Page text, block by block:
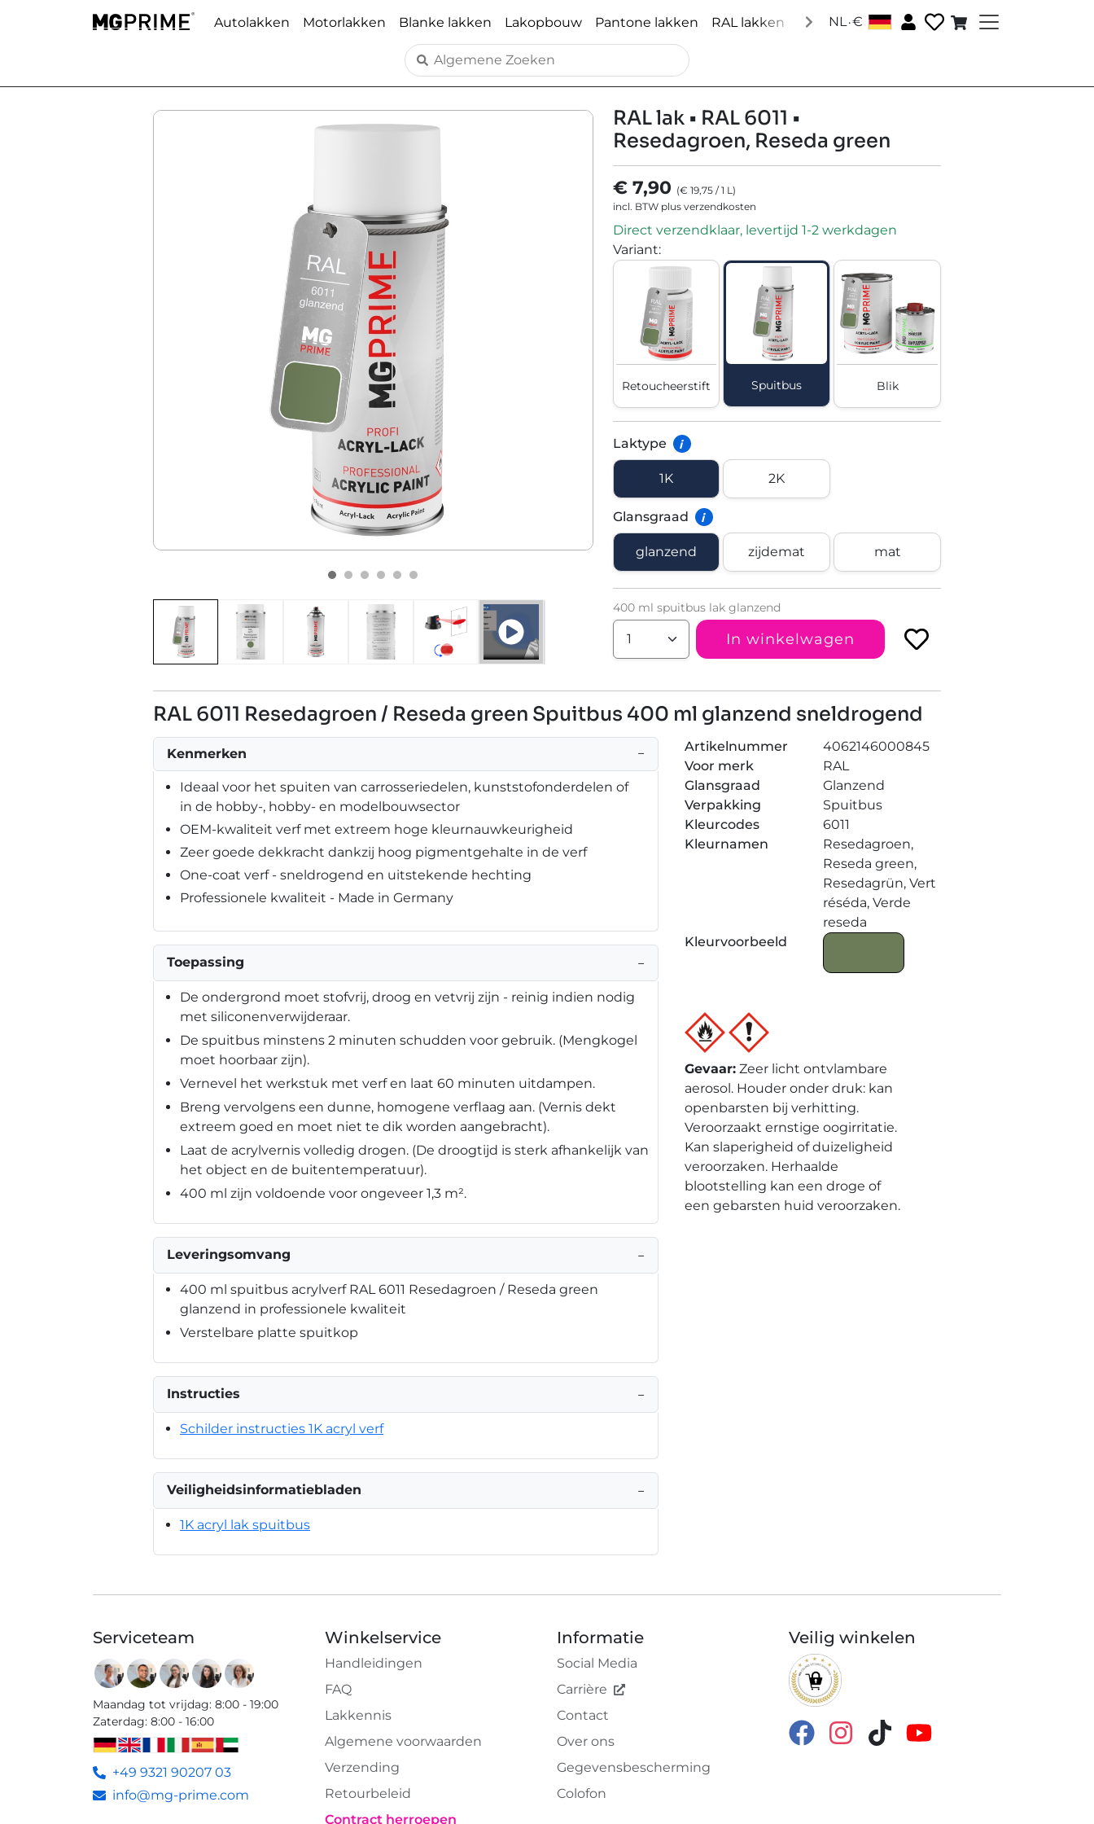
Autolakken Motorlakken Blanke lakken Lakopbouw Pantone lakken RAL lakken Speciale lakken Accessoires │
NL.€
RAL lak • RAL 6011 •
Resedagroen, Reseda green
€ 7,90 (€ 19,75/1 L)
incl. BTW plus verzendkosten
Direct verzendklaar, levertijd 1-2 werkdagen
Variant:
Retoucheerstift Spuitbus Blik
Laktype i
1K 2K
Glansgraad i
glanzend zijdemat mat
400 ml spuitbus lak glanzend
In winkelwagen
RAL 6011 Resedagroen / Reseda green Spuitbus 400 ml glanzend sneldrogend
Kenmerken −
Ideaal voor het spuiten van carrosseriedelen, kunststofonderdelen of
in de hobby-, hobby- en modelbouwsector
OEM-kwaliteit verf met extreem hoge kleurnauwkeurigheid
Zeer goede dekkracht dankzij hoog pigmentgehalte in de verf
One-coat verf - sneldrogend en uitstekende hechting
Professionele kwaliteit - Made in Germany
Toepassing −
De ondergrond moet stofvrij, droog en vetvrij zijn - reinig indien nodig
met siliconenverwijderaar.
De spuitbus minstens 2 minuten schudden voor gebruik. (Mengkogel
moet hoorbaar zijn).
Vernevel het werkstuk met verf en laat 60 minuten uitdampen.
Breng vervolgens een dunne, homogene verflaag aan. (Vernis dekt
extreem goed en moet niet te dik worden aangebracht).
Laat de acrylvernis volledig drogen. (De droogtijd is sterk afhankelijk van
het object en de buitentemperatuur).
400 ml zijn voldoende voor ongeveer 1,3 m².
Leveringsomvang −
400 ml spuitbus acrylverf RAL 6011 Resedagroen / Reseda green
glanzend in professionele kwaliteit
Verstelbare platte spuitkop
Instructies −
Schilder instructies 1K acryl verf
Veiligheidsinformatiebladen −
1K acryl lak spuitbus
Artikelnummer
4062146000845
Voor merk
RAL
Glansgraad
Glanzend
Verpakking
Spuitbus
Kleurcodes
6011
Kleurnamen
Resedagroen,
Reseda green,
Resedagrün, Vert
réséda, Verde
reseda
Kleurvoorbeeld
Gevaar: Zeer licht ontvlambare
aerosol. Houder onder druk: kan
openbarsten bij verhitting.
Veroorzaakt ernstige oogirritatie.
Kan slaperigheid of duizeligheid
veroorzaken. Herhaalde
blootstelling kan een droge of
een gebarsten huid veroorzaken.
Serviceteam
Maandag tot vrijdag: 8:00 - 19:00
Zaterdag: 8:00 - 16:00
+49 9321 90207 03
info@mg-prime.com
Winkelservice
Handleidingen
FAQ
Lakkennis
Algemene voorwaarden
Verzending
Retourbeleid
Contract herroepen
Informatie
Social Media
Carrière
Contact
Over ons
Gegevensbescherming
Colofon
Veilig winkelen